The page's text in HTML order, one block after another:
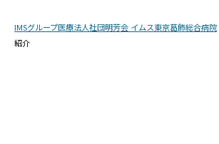
IMSグループ医療法人社団明芳会 イムス東京葛飾総合病院
紹介